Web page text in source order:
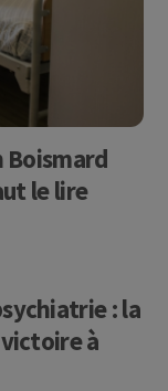
Boismard
le lire
: la
victoire à